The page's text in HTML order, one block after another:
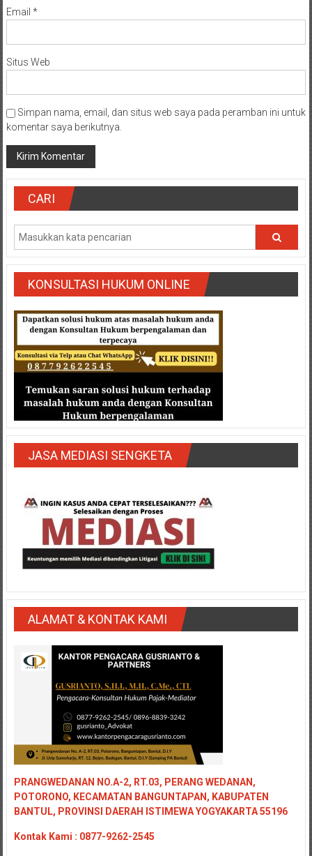
Email *
Situs Web
Simpan nama, email, dan situs web saya pada peramban ini untuk
komentar saya berikutnya.
CARI
KONSULTASI HUKUM ONLINE
JASA MEDIASI SENGKETA
ALAMAT & KONTAK KAMI
PRANGWEDANAN NO.A-2, RT.03, PERANG WEDANAN,
POTORONO, KECAMATAN BANGUNTAPAN, KABUPATEN
BANTUL, PROVINSI DAERAH ISTIMEWA YOGYAKARTA 55196
Kontak Kami : 0877-9262-2545